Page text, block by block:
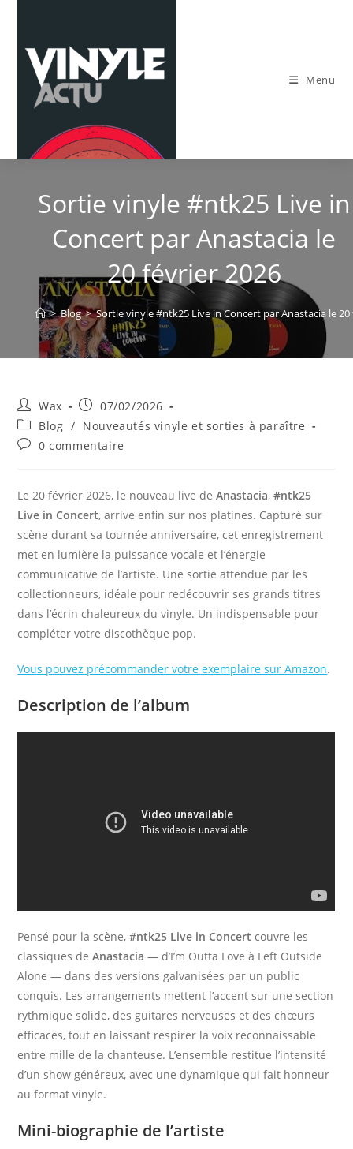
content
Menu
Sortie vinyle #ntk25 Live in
Concert par Anastacia le
20 février 2026
> Blog > Sortie vinyle #ntk25 Live in Concert par Anastacia le 20
Auteur/autrice
de
la
publication :
Wax
Publication
publiée :
07/02/2026
Post
category:
Blog / Nouveautés vinyle et sorties à paraître
Commentaires
publication :
0 commentaire
Le 20 février 2026, le nouveau live deAnastacia,#ntk25
Live in Concert, arrive enfin sur nos platines. Capturé sur
scène durant sa tournée anniversaire, cet enregistrement
met en lumière la puissance vocale et l’énergie
communicative de l’artiste. Une sortie attendue par les
collectionneurs, idéale pour redécouvrir ses grands titres
dans l’écrin chaleureux du vinyle. Un indispensable pour
compléter votre discothèque pop.
Vous pouvez précommander votre exemplaire sur Amazon.
Description de l’album
Pensé pour la scène,#ntk25 Live in Concert couvre les
classiques deAnastacia — d’I’m Outta Love à Left Outside
Alone — dans des versions galvanisées par un public
conquis. Les arrangements mettent l’accent sur une section
rythmique solide, des guitares nerveuses et des chœurs
efficaces, tout en laissant respirer la voix reconnaissable
entre mille de la chanteuse. L’ensemble restitue l’intensité
d’un show généreux, avec une dynamique qui fait honneur
au format vinyle.
Mini-biographie de l’artiste